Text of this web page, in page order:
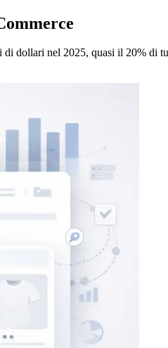
dollari nel 2025, quasi il 20% di